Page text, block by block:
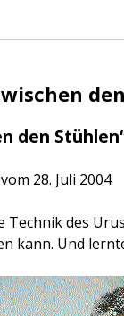
den
28. Juli 2004
des
kann. Und